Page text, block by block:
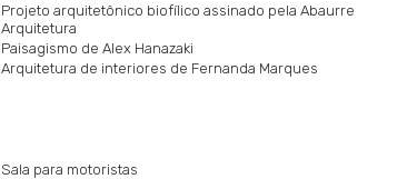
Projeto arquitetônico biofílico assinado pela Abaurre
Arquitetura
Paisagismo de Alex Hanazaki
Arquitetura de interiores de Fernanda Marques
Sala para motoristas